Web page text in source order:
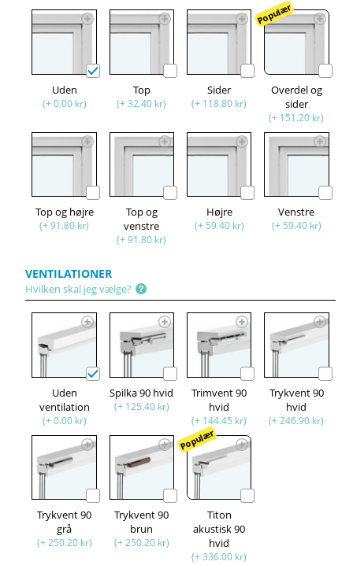
Uden
(+ 0.00 kr)
Top
(+ 32.40 kr)
Sider
(+ 118.80 kr)
Populær
Overdel og
sider
(+ 151.20 kr)
Top og højre
(+ 91.80 kr)
Top og
venstre
(+ 91.80 kr)
Højre
(+ 59.40 kr)
Venstre
(+ 59.40 kr)
VENTILATIONER
Hvilken skal jeg vælge?
Uden
ventilation
(+ 0.00 kr)
Spilka 90 hvid
(+ 125.40 kr)
Trimvent 90
hvid
(+ 144.45 kr)
Trykvent 90
hvid
(+ 246.90 kr)
Trykvent 90
grå
(+ 250.20 kr)
Trykvent 90
brun
(+ 250.20 kr)
Populær
Titon
akustisk 90
hvid
(+ 336.00 kr)